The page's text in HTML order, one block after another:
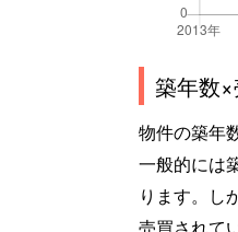
築年数
物件の築年
一般的には
ります。し
売買されて